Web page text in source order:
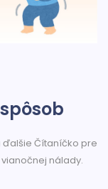
ďalšie Čítaníčko pre
nálady.